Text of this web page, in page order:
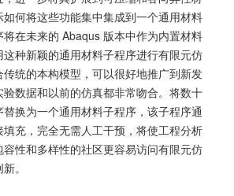
何将这些功能集中集成到一个通用材料
在未来的 Abaqus 版本中作为内置材料
种新颖的通用材料子程序进行有限元仿
统的本构模型，可以很好地推广到新发
数据和以前的仿真都非常吻合。将数十
换为一个通用材料子程序，该子程序通
充，完全无需人工干预，将使工程分析
性和多样性的社区更容易访问有限元仿
。